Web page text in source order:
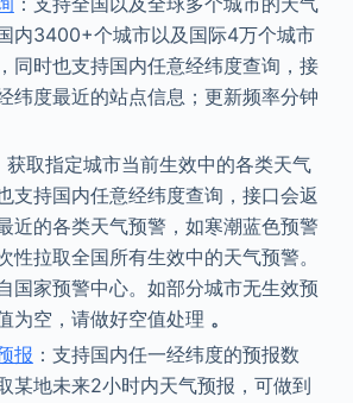
内3400+个城市以及国际4万个城市
同时也支持国内任意经纬度查询，接
纬度最近的站点信息；更新频率分钟
获取指定城市当前生效中的各类天气
支持国内任意经纬度查询，接口会返
近的各类天气预警，如寒潮蓝色预警
性拉取全国所有生效中的天气预警。
国家预警中心。如部分城市无生效预
为空，请做好空值处理 。
报 ：支持国内任一经纬度的预报数
某地未来2小时内天气预报，可做到